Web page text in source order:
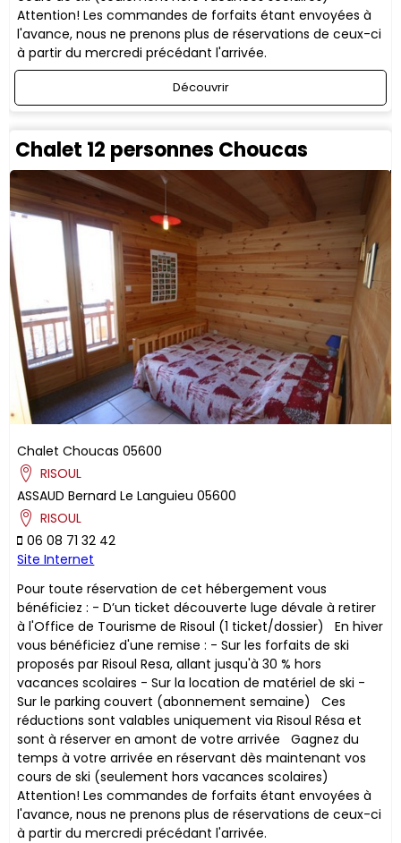
Attention! Les commandes de forfaits étant envoyées à
l'avance, nous ne prenons plus de réservations de ceux-ci
à partir du mercredi précédant l'arrivée.
Découvrir
Chalet 12 personnes Choucas
Chalet Choucas 05600
RISOUL
ASSAUD Bernard Le Languieu 05600
RISOUL
06 08 71 32 42
Site Internet
Pour toute réservation de cet hébergement vous
bénéficiez : - D’un ticket découverte luge dévale à retirer
à l'Office de Tourisme de Risoul (1 ticket/dossier) En hiver
vous bénéficiez d'une remise : - Sur les forfaits de ski
proposés par Risoul Resa, allant jusqu'à 30 % hors
vacances scolaires - Sur la location de matériel de ski -
Sur le parking couvert (abonnement semaine) ​Ces
réductions sont valables uniquement via Risoul Résa et
sont à réserver en amont de votre arrivée Gagnez du
temps à votre arrivée en réservant dès maintenant vos
cours de ski (seulement hors vacances scolaires)
Attention! Les commandes de forfaits étant envoyées à
l'avance, nous ne prenons plus de réservations de ceux-ci
à partir du mercredi précédant l'arrivée.